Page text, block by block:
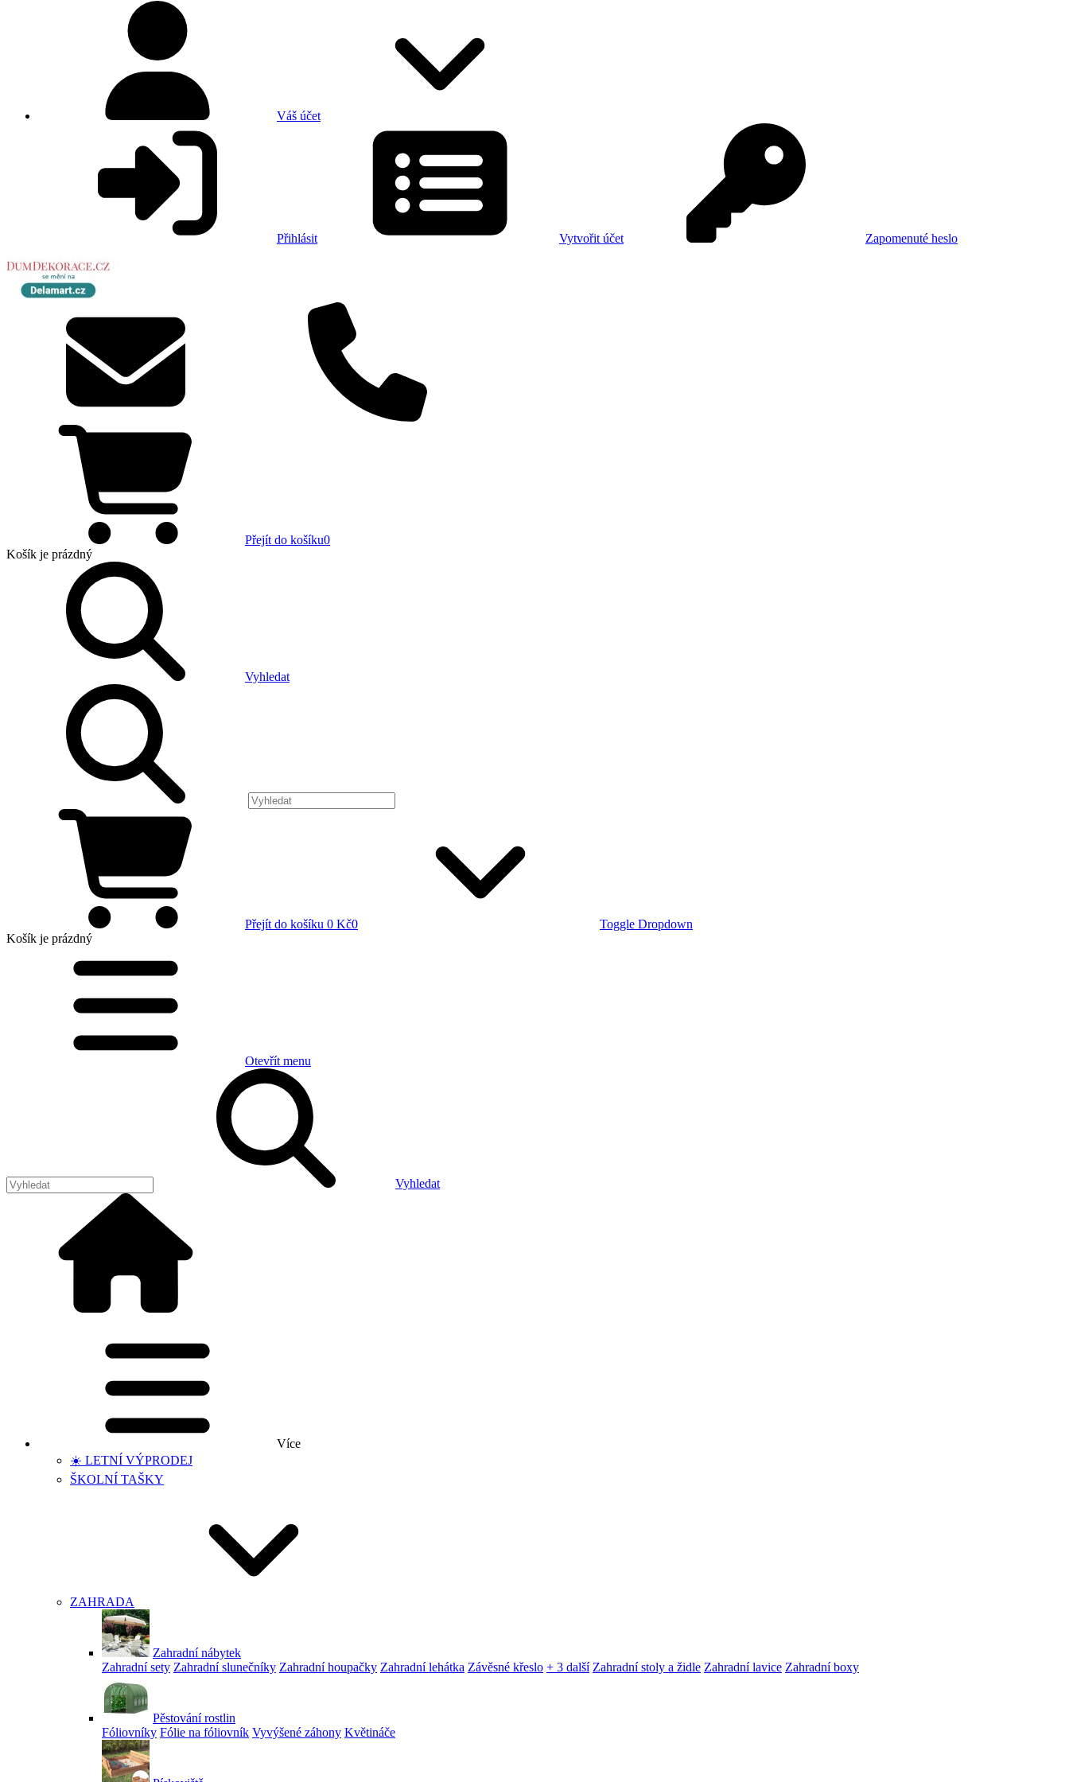
Váš účet
Přihlásit Vytvořit účet Zapomenuté heslo
Přejít do košíku0
Košík je prázdný
Vyhledat
Přejít do košíku 0 Kč0
Toggle Dropdown
Košík je prázdný
Otevřít menu
Vyhledat
Více
☀️ LETNÍ VÝPRODEJ
ŠKOLNÍ TAŠKY
ZAHRADA
Zahradní nábytek
Zahradní sety Zahradní slunečníky Zahradní houpačky Zahradní lehátka Závěsné křeslo + 3 další Zahradní stoly a židle Zahradní lavice Zahradní boxy
Pěstování rostlin
Fóliovníky Fólie na fóliovník Vyvýšené záhony Květináče